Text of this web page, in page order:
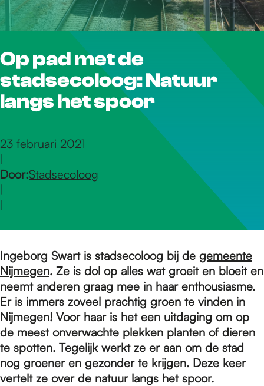
r
d
e
m
e
p
a
Op pad met de
stadsecoloog: Natuur
langs het spoor
23 februari 2021
|
Door:Stadsecoloog
|
|
Ingeborg Swart is stadsecoloog bij de gemeente
Nijmegen. Ze is dol op alles wat groeit en bloeit en
neemt anderen graag mee in haar enthousiasme.
Er is immers zoveel prachtig groen te vinden in
Nijmegen! Voor haar is het een uitdaging om op
de meest onverwachte plekken planten of dieren
te spotten. Tegelijk werkt ze er aan om de stad
nog groener en gezonder te krijgen. Deze keer
vertelt ze over de natuur langs het spoor.